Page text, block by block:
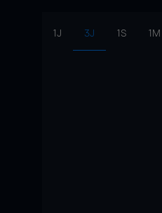
1J 3J 1S 1M